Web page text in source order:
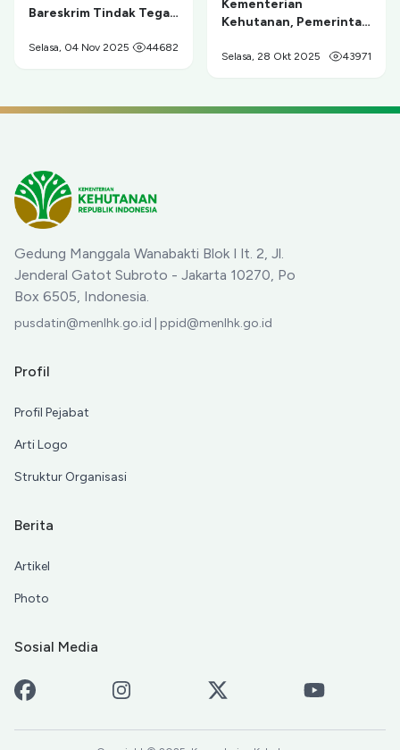
Bareskrim Tindak Tegas
Taman Nasional Gunung
Selasa, 04 Nov 2025 44682
Kementerian
Kehutanan, Pemerintah
Masyarakat Adat
Pelestarian
Selasa, 28 Okt 2025 43971
Gedung Manggala Wanabakti Blok I lt. 2, Jl.
Jenderal Gatot Subroto - Jakarta 10270, Po
Box 6505, Indonesia.
pusdatin@menlhk.go.id | ppid@menlhk.go.id
Profil
Profil Pejabat
Arti Logo
Struktur Organisasi
Berita
Artikel
Photo
Sosial Media
Facebook Instagram X-Twitter Youtube